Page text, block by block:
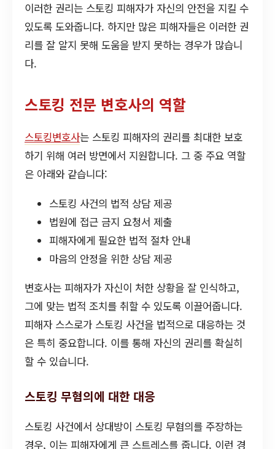
이러한 권리는 스토킹 피해자가 자신의 안전을 지킬 수
있도록 도와줍니다. 하지만 많은 피해자들은 이러한 권
리를 잘 알지 못해 도움을 받지 못하는 경우가 많습니
다.
스토킹 전문 변호사의 역할
스토킹변호사는 스토킹 피해자의 권리를 최대한 보호
하기 위해 여러 방면에서 지원합니다. 그 중 주요 역할
은 아래와 같습니다:
스토킹 사건의 법적 상담 제공
법원에 접근 금지 요청서 제출
피해자에게 필요한 법적 절차 안내
마음의 안정을 위한 상담 제공
변호사는 피해자가 자신이 처한 상황을 잘 인식하고,
그에 맞는 법적 조치를 취할 수 있도록 이끌어줍니다.
피해자 스스로가 스토킹 사건을 법적으로 대응하는 것
은 특히 중요합니다. 이를 통해 자신의 권리를 확실히
할 수 있습니다.
스토킹 무혐의에 대한 대응
스토킹 사건에서 상대방이 스토킹 무혐의를 주장하는
경우, 이는 피해자에게 큰 스트레스를 줍니다. 이런 경